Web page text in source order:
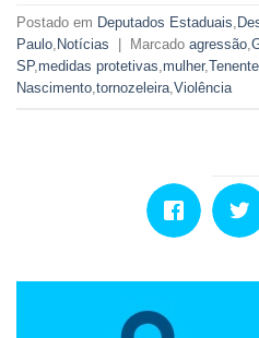
Postado em Deputados Estaduais,
Paulo, Notícias Marcado agressão,
SP,medidas protetivas,mulher,Tenente
Nascimento,tornozeleira,Violência